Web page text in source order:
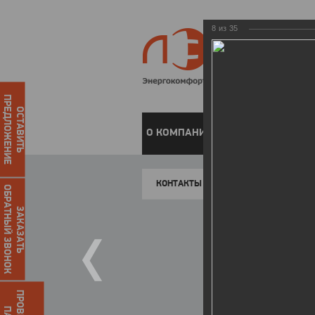
О КОМПАНИИ
КОНТАКТЫ
ОСТАВИТЬ
ПРЕДЛОЖЕНИЕ
ЗАКАЗАТЬ
ОБРАТНЫЙ ЗВОНОК
8 из 35